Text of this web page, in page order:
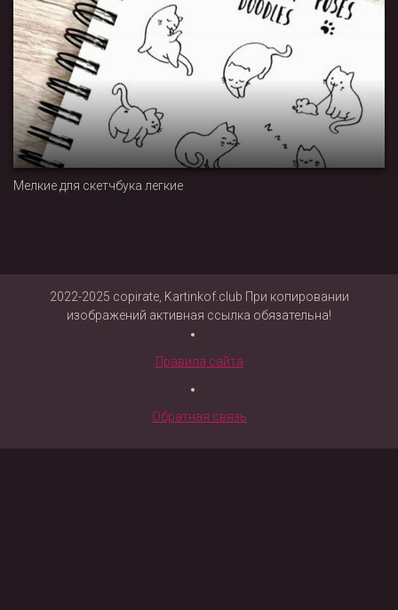
Мелкие для скетчбука легкие
2022-2025 copirate, Kartinkof.club При копировании
изображений активная ссылка обязательна!
Правила сайта
Обратная связь